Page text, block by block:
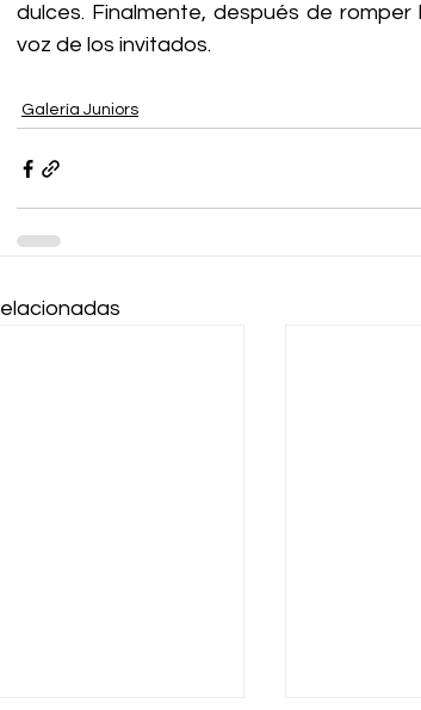
dulces. Finalmente, después de
voz de los invitados.
Galería Juniors